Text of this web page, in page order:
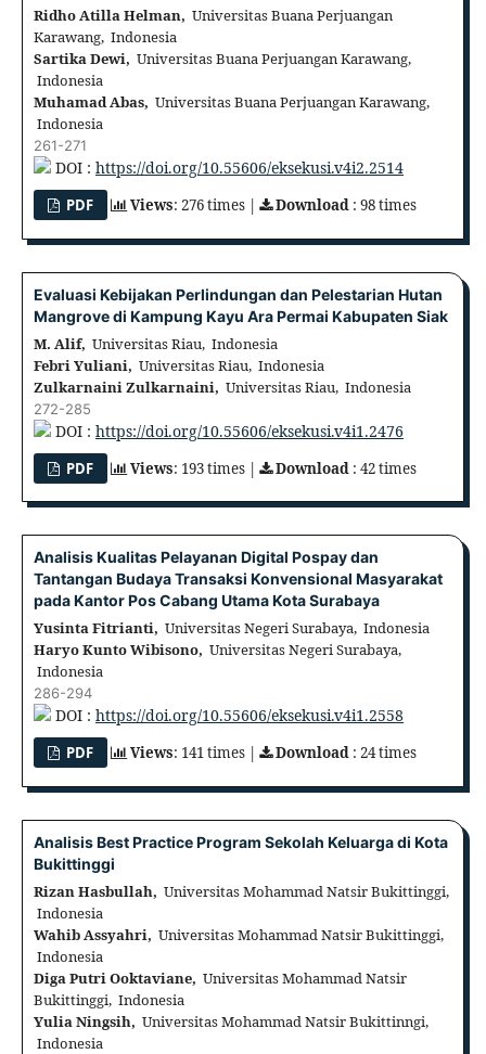
Ridho Atilla Helman, Universitas Buana Perjuangan
Karawang, Indonesia
Sartika Dewi, Universitas Buana Perjuangan Karawang,
Indonesia
Muhamad Abas, Universitas Buana Perjuangan Karawang,
Indonesia
261-271
DOI : https://doi.org/10.55606/eksekusi.v4i2.2514
PDF Views: 276 times | Download : 98 times
Evaluasi Kebijakan Perlindungan dan Pelestarian Hutan
Mangrove di Kampung Kayu Ara Permai Kabupaten Siak
M. Alif, Universitas Riau, Indonesia
Febri Yuliani, Universitas Riau, Indonesia
Zulkarnaini Zulkarnaini, Universitas Riau, Indonesia
272-285
DOI : https://doi.org/10.55606/eksekusi.v4i1.2476
PDF Views: 193 times | Download : 42 times
Analisis Kualitas Pelayanan Digital Pospay dan
Tantangan Budaya Transaksi Konvensional Masyarakat
pada Kantor Pos Cabang Utama Kota Surabaya
Yusinta Fitrianti, Universitas Negeri Surabaya, Indonesia
Haryo Kunto Wibisono, Universitas Negeri Surabaya,
Indonesia
286-294
DOI : https://doi.org/10.55606/eksekusi.v4i1.2558
PDF Views: 141 times | Download : 24 times
Analisis Best Practice Program Sekolah Keluarga di Kota
Bukittinggi
Rizan Hasbullah, Universitas Mohammad Natsir Bukittinggi,
Indonesia
Wahib Assyahri, Universitas Mohammad Natsir Bukittinggi,
Indonesia
Diga Putri Ooktaviane, Universitas Mohammad Natsir
Bukittinggi, Indonesia
Yulia Ningsih, Universitas Mohammad Natsir Bukittinngi,
Indonesia